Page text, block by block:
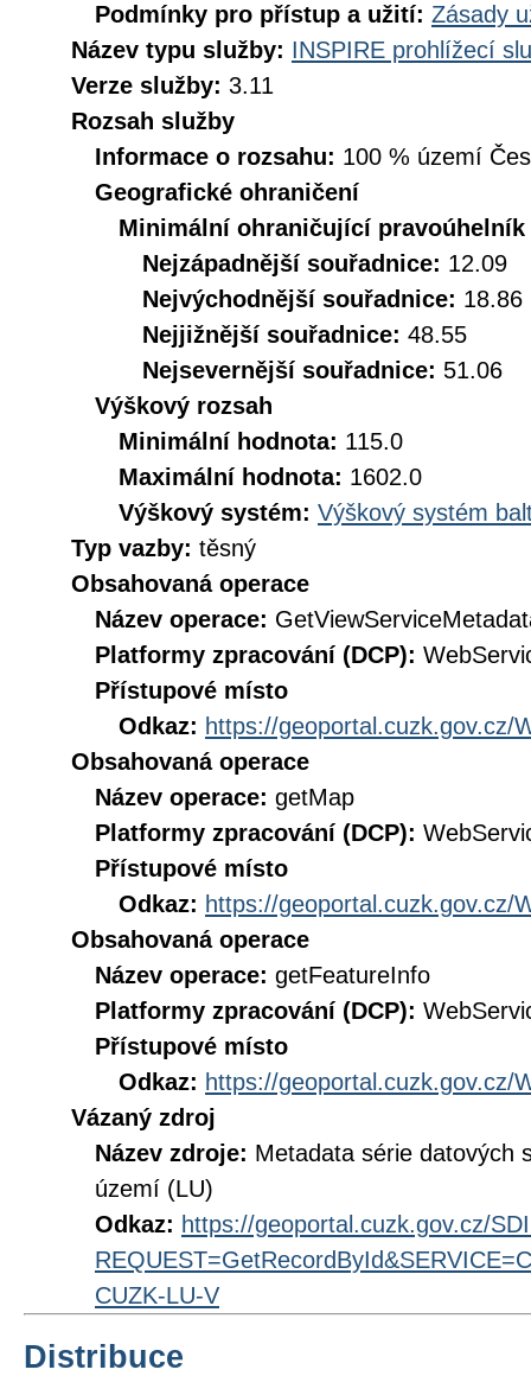
Podmínky pro přístup a užití: Zásady
Název typu služby: INSPIRE prohlížecí
Verze služby: 3.11
Rozsah služby
Informace o rozsahu: 100 % území
Geografické ohraničení
Minimální ohraničující pravoúhelník
Nejzápadnější souřadnice: 12.09
Nejvýchodnější souřadnice: 18.86
Nejjižnější souřadnice: 48.55
Nejsevernější souřadnice: 51.06
Výškový rozsah
Minimální hodnota: 115.0
Maximální hodnota: 1602.0
Výškový systém: Výškový systém
Typ vazby: těsný
Obsahovaná operace
Název operace:
Platformy zpracování (DCP):
Přístupové místo
Odkaz: https://geoportal.cuzk.gov.cz/
Obsahovaná operace
Název operace: getMap
Platformy zpracování (DCP):
Přístupové místo
Odkaz: https://geoportal.cuzk.gov.cz/
Obsahovaná operace
Název operace: getFeatureInfo
Platformy zpracování (DCP):
Přístupové místo
Odkaz: https://geoportal.cuzk.gov.cz/
Vázaný zdroj
Název zdroje: Metadata série datových
území (LU)
Odkaz: https://geoportal.cuzk.gov.cz/
CUZK-LU-V
Distribuce